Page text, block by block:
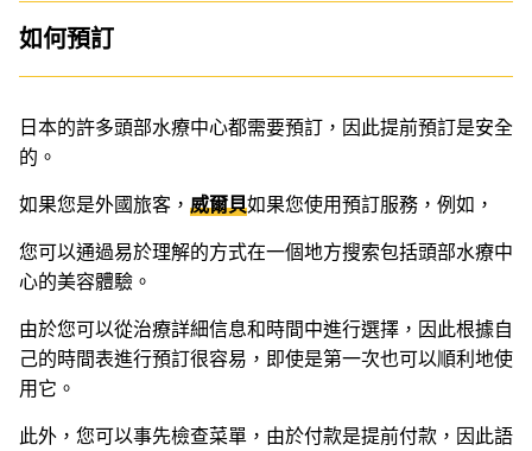
如何預訂
日本的許多頭部水療中心都需要預訂，因此提前預訂是安全
的。
如果您是外國旅客， 威爾貝如果您使用預訂服務，例如，
您可以通過易於理解的方式在一個地方搜索包括頭部水療中
心的美容體驗。
由於您可以從治療詳細信息和時間中進行選擇，因此根據自
己的時間表進行預訂很容易，即使是第一次也可以順利地使
用它。
此外，您可以事先檢查菜單，由於付款是提前付款，因此語